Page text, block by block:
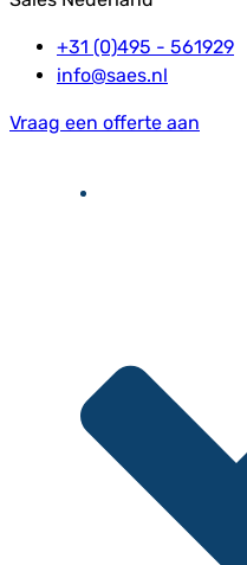
+31 (0)495 - 561929
info@saes.nl
Vraag een offerte aan